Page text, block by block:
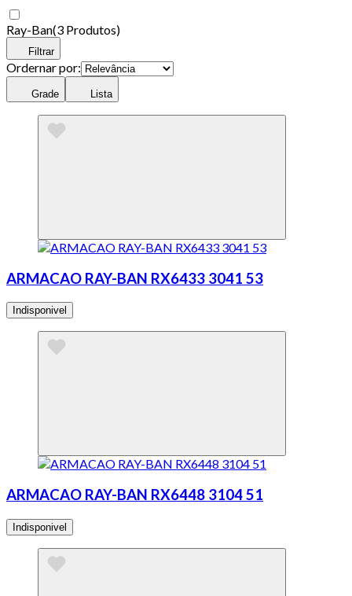
Ray-Ban(3 Produtos)
Filtrar
Ordernar por:
Grade Lista
ARMACAO RAY-BAN RX6433 3041 53
Indisponivel
ARMACAO RAY-BAN RX6448 3104 51
Indisponivel